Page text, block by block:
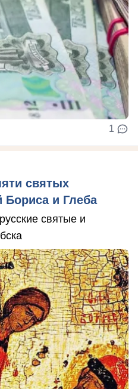
1
святых
Бориса и Глеба
святые и